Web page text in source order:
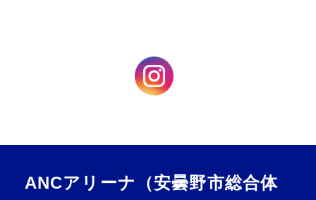
ANCアリーナ（安曇野市総合体